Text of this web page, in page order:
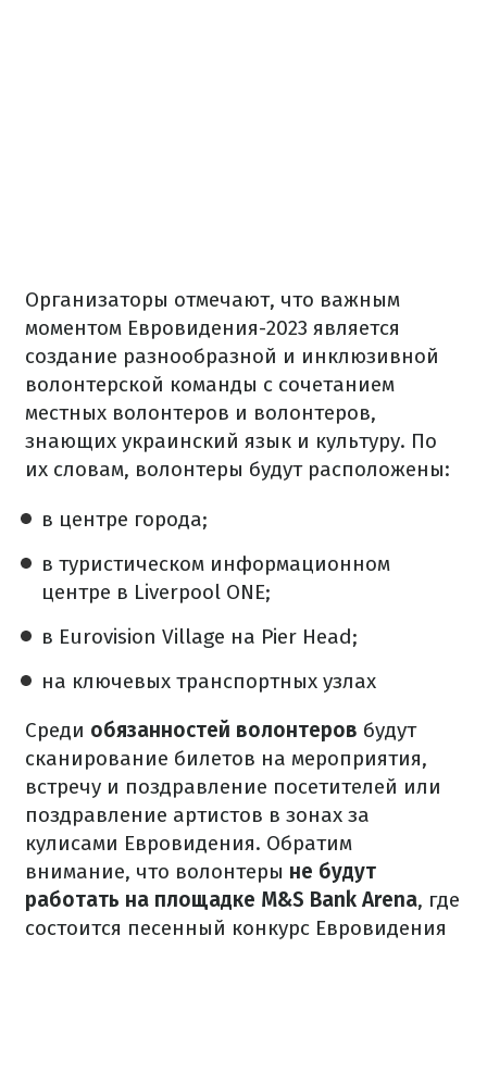
Организаторы отмечают, что важным
моментом Евровидения-2023 является
создание разнообразной и инклюзивной
волонтерской команды с сочетанием
местных волонтеров и волонтеров,
знающих украинский язык и культуру. По
их словам, волонтеры будут расположены:
в центре города;
в туристическом информационном
центре в Liverpool ONE;
в Eurovision Village на Pier Head;
на ключевых транспортных узлах
Среди обязанностей волонтеров будут
сканирование билетов на мероприятия,
встречу и поздравление посетителей или
поздравление артистов в зонах за
кулисами Евровидения. Обратим
внимание, что волонтеры не будут
работать на площадке M&S Bank Arena, где
состоится песенный конкурс Евровидения